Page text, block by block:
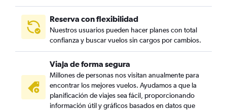
Reserva con flexibilidad
Nuestros usuarios pueden hacer planes con total
confianza y buscar vuelos sin cargos por cambios.
Viaja de forma segura
Millones de personas nos visitan anualmente para
encontrar los mejores vuelos. Ayudamos a que la
planificación de viajes sea fácil, proporcionando
información útil y gráficos basados en datos que